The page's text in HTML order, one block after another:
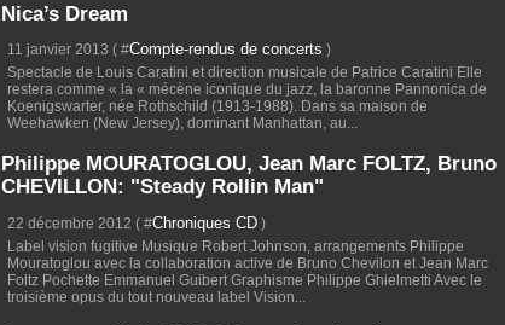
Nica’s Dream
11 janvier 2013 ( #Compte-rendus de concerts )
Spectacle de Louis Caratini et direction musicale de Patrice Caratini Elle
restera comme « la « mécène iconique du jazz, la baronne Pannonica de
Koenigswarter, née Rothschild (1913-1988). Dans sa maison de
Weehawken (New Jersey), dominant Manhattan, au...
Philippe MOURATOGLOU, Jean Marc FOLTZ, Bruno
CHEVILLON: "Steady Rollin Man"
22 décembre 2012 ( #Chroniques CD )
Label vision fugitive Musique Robert Johnson, arrangements Philippe
Mouratoglou avec la collaboration active de Bruno Chevilon et Jean Marc
Foltz Pochette Emmanuel Guibert Graphisme Philippe Ghielmetti Avec le
troisième opus du tout nouveau label Vision...